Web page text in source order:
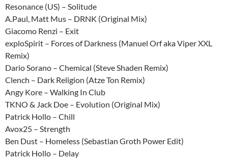
Resonance (US) – Solitude
A.Paul, Matt Mus – DRNK (Original Mix)
Giacomo Renzi – Exit
exploSpirit – Forces of Darkness (Manuel Orf aka Viper XXL
Remix)
Dario Sorano – Chemical (Steve Shaden Remix)
Clench – Dark Religion (Atze Ton Remix)
Angy Kore – Walking In Club
TKNO & Jack Doe – Evolution (Original Mix)
Patrick Hollo – Chill
Avox25 – Strength
Ben Dust – Homeless (Sebastian Groth Power Edit)
Patrick Hollo – Delay